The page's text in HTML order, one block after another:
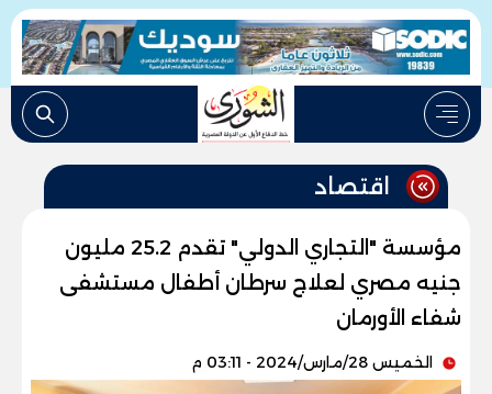
اقتصاد
مؤسسة "التجاري الدولي" تقدم 25.2 مليون
جنيه مصري لعلاج سرطان أطفال مستشفى
شفاء الأورمان
الخميس 28/مارس/2024 - 03:11 م